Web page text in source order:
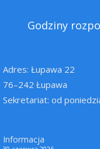
Godziny
Adres: Łupawa 22
76–242 Łupawa
Sekretariat: od
Informacja